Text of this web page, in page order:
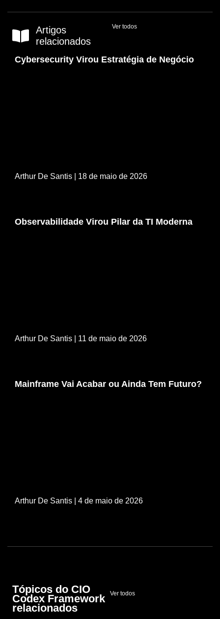
Artigos
relacionados
Ver todos
Cybersecurity Virou Estratégia de Negócio
Arthur De Santis | 18 de maio de 2026
Observabilidade Virou Pilar da TI Moderna
Arthur De Santis | 11 de maio de 2026
Mainframe Vai Acabar ou Ainda Tem Futuro?
Arthur De Santis | 4 de maio de 2026
Tópicos do CIO
Codex Framework
relacionados
Ver todos